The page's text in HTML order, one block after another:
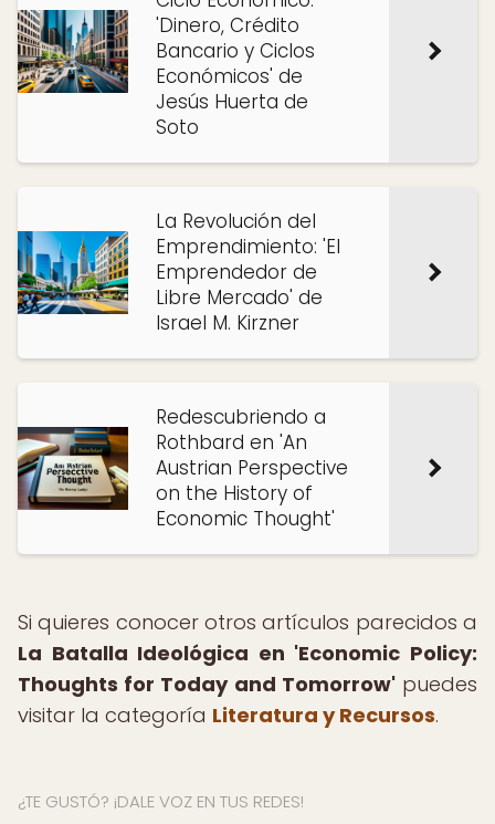
'Dinero, Crédito
Bancario y Ciclos
Económicos' de
Jesús Huerta de
Soto
La Revolución del
Emprendimiento: 'El
Emprendedor de
Libre Mercado' de
Israel M. Kirzner
Redescubriendo a
Rothbard en 'An
Austrian Perspective
on the History of
Economic Thought'
Si quieres conocer otros artículos parecidos a
La Batalla Ideológica en 'Economic Policy:
Thoughts for Today and Tomorrow'puedes
visitar la categoría Literatura y Recursos.
¿TE GUSTÓ? ¡DALE VOZ EN TUS REDES!